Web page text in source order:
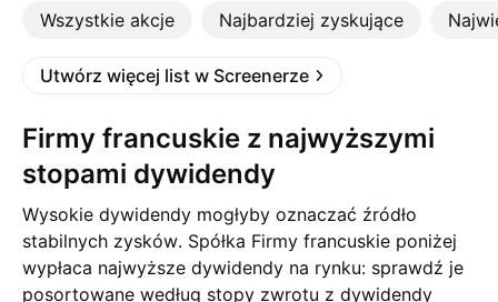
Wszystkie akcje Najbardziej zyskujące
Utwórz więcej list w Screenerze
Firmy francuskie z najwyższymi
stopami dywidendy
Wysokie dywidendy mogłyby oznaczać źródło
stabilnych zysków. Spółka Firmy francuskie poniżej
wypłaca najwyższe dywidendy na rynku: sprawdź je
posortowane według stopy zwrotu z dywidendy